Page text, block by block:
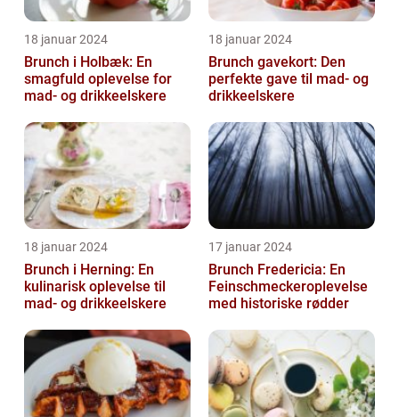
18 januar 2024
Brunch i Holbæk: En
smagfuld oplevelse for
mad- og drikkeelskere
18 januar 2024
Brunch gavekort: Den
perfekte gave til mad- og
drikkeelskere
18 januar 2024
Brunch i Herning: En
kulinarisk oplevelse til
mad- og drikkeelskere
17 januar 2024
Brunch Fredericia: En
Feinschmeckeroplevelse
med historiske rødder